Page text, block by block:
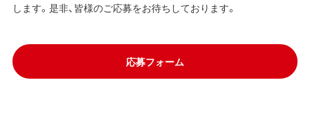
します。是非、皆様のご応募をお待ちしております。
応募フォーム